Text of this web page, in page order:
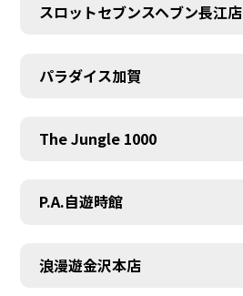
スロットセブンスヘブン長江店
パラダイス加賀
The Jungle 1000
P.A.自遊時館
浪漫遊金沢本店